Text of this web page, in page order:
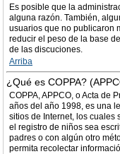
Es posible que la
alguna razón. También,
usuarios que no publicaron
reducir el peso de la base
de las discuciones.
Arriba
¿Qué es COPPA?
COPPA, APPCO, o Acta de
años del año 1998, es una
sitios de Internet, los cuales
el registro de niños sea
padres o con algún otro
permita recolectar